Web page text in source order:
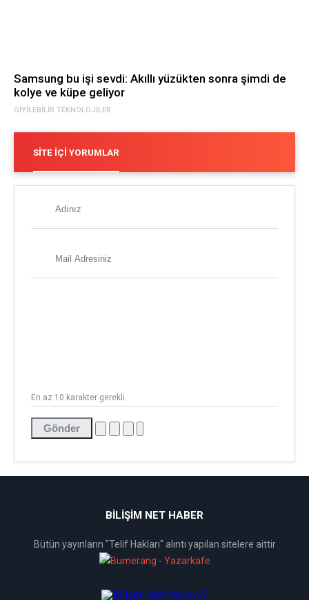
GIYILEBILIR TEKNOLOJILER
Samsung bu işi sevdi: Akıllı yüzükten sonra şimdi de
kolye ve küpe geliyor
SITE İÇI YORUMLAR
Gönder
En az 10 karakter gerekli
BİLİŞİM NET HABER
Bütün yayınların "Telif Hakları" alıntı yapılan sitelere aittir